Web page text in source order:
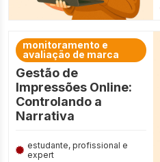
monitoramento e
avaliação de marca
Gestão de
Impressões Online:
Controlando a
Narrativa
estudante, profissional e
expert